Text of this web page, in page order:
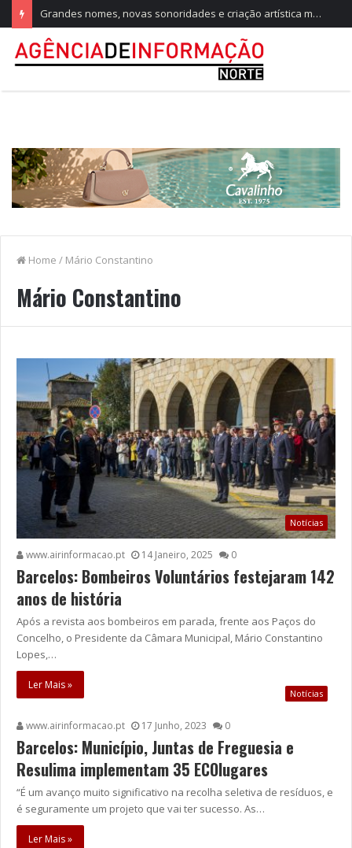
Grandes nomes, novas sonoridades e criação artística marcam a nova temporada do CTAL
Home / Mário Constantino
Mário Constantino
Notícias
www.airinformacao.pt 14 Janeiro, 2025 0
Barcelos: Bombeiros Voluntários festejaram 142
anos de história
Após a revista aos bombeiros em parada, frente aos Paços do
Concelho, o Presidente da Câmara Municipal, Mário Constantino
Lopes,…
Ler Mais »
Notícias
www.airinformacao.pt 17 Junho, 2023 0
Barcelos: Município, Juntas de Freguesia e
Resulima implementam 35 ECOlugares
“É um avanço muito significativo na recolha seletiva de resíduos, e
é seguramente um projeto que vai ter sucesso. As…
Ler Mais »